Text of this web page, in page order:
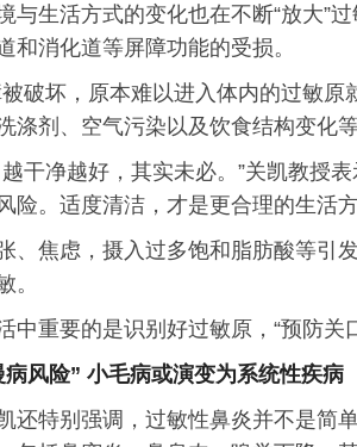
与生活方式的变化也在不断“放大”
和消化道等屏障功能的受损。
破坏，原本难以进入体内的过敏
涤剂、空气污染以及饮食结构变化
干净越好，其实未必。”关凯教授
险。适度清洁，才是更合理的生活
、焦虑，摄入过多饱和脂肪酸等引
。
中重要的是识别好过敏原，“预防
风险” 小毛病或演变为系统性疾病
还特别强调，过敏性鼻炎并不是简